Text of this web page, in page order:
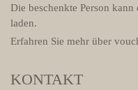
Die beschenkte Person kann
laden.
Erfahren Sie mehr über
KONTAKT